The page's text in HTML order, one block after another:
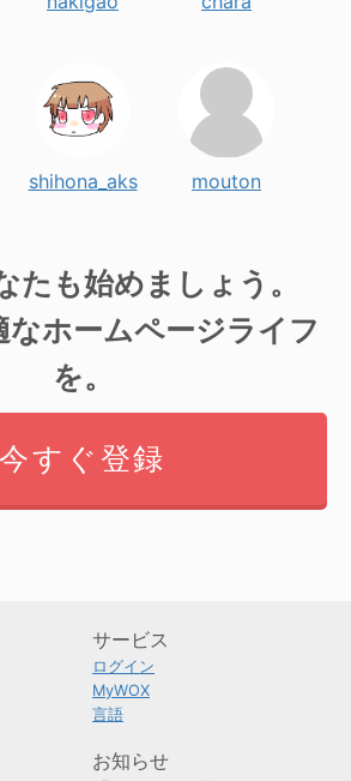
shihona_aks mouton
たも始めましょう。
なホームページライフ
を。
今すぐ登録
サービス
ログイン
MyWOX
言語
お知らせ